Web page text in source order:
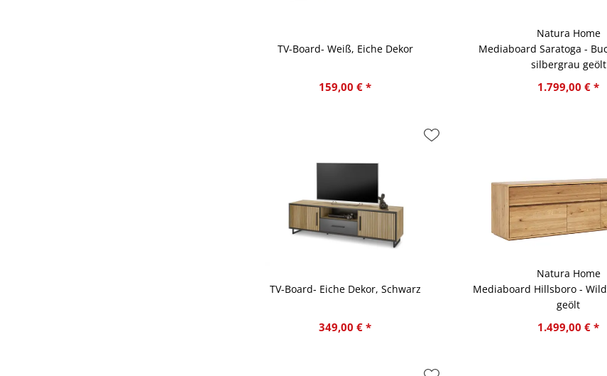
TV-Board- Weiß, Eiche Dekor
159,00 € *
Natura Home
Mediaboard Saratoga -
silbergrau geölt
1.799,00 € *
TV-Board- Eiche Dekor, Schwarz
349,00 € *
Natura Home
Mediaboard Hillsboro -
geölt
1.499,00 € *